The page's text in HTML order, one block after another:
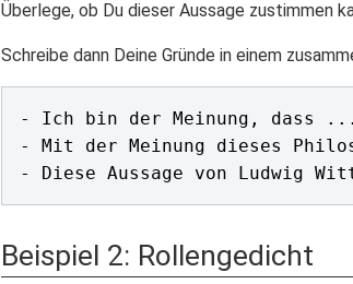
Überlege, ob Du dieser Aussage zustimmen
Schreibe dann Deine Gründe in einem
- Ich bin der Meinung, dass ...
- Mit der Meinung dieses
Beispiel 2: Rollengedicht